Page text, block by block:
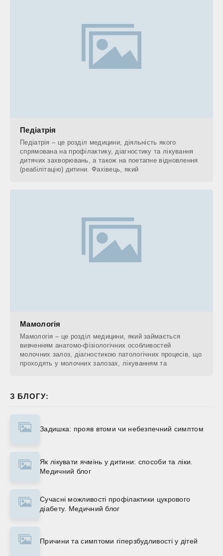
Педіатрія
Педіатрія – це розділ медицини, діяльність якого
спрямована на профілактику, діагностику та лікування
дитячих захворювань, а також на поетапне відновлення
(реабілітацію) дитини. Фахівець, який
Мамологія
Мамологія – це розділ медицини, який займається
вивченням анатомо-фізіологічних особливостей
молочних залоз, діагностикою патологічних процесів, що
проходять у молочних залозах, лікуванням та
З БЛОГУ:
Задишка: прояв втоми чи небезпечний симптом
Як лікувати ячмінь у дитини: способи та ліки.
Медичний блог
Сучасні можливості профілактики цукрового
діабету. Медичний блог
Причини та симптоми гіперзбудливості у дітей